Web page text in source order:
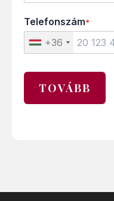
Telefonszám*
+36
TOVÁBB